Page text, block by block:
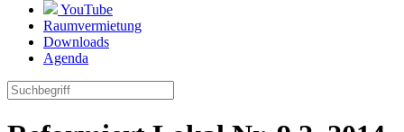
YouTube
Raumvermietung
Downloads
Agenda